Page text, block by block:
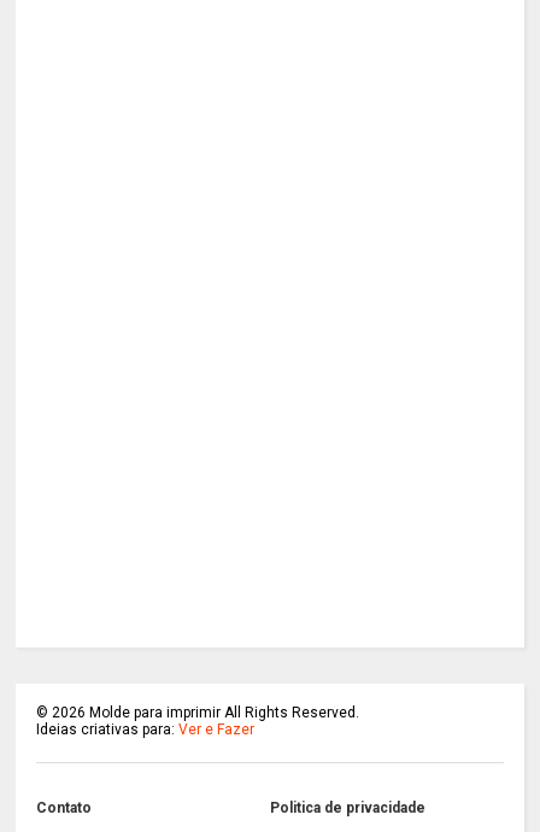
©2026 Molde para imprimir All Rights Reserved.
Ideias criativas para:Ver e Fazer
Contato Politica de privacidade